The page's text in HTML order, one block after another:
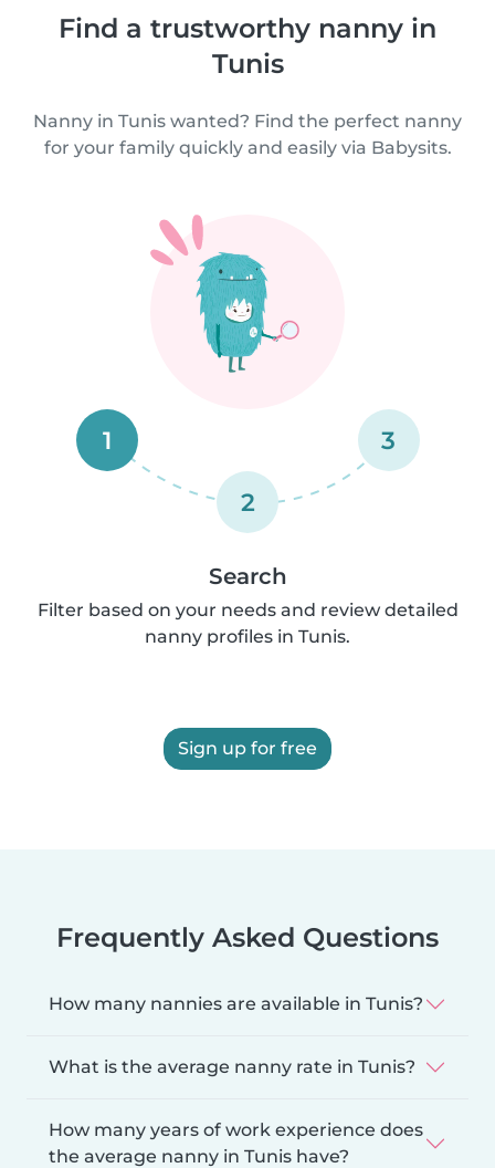
Find a trustworthy nanny in
Tunis
Nanny in Tunis wanted? Find the perfect nanny
for your family quickly and easily via Babysits.
1
2
3
Search
Filter based on your needs and review detailed
nanny profiles in Tunis.
Sign up for free
Frequently Asked Questions
How many nannies are available in Tunis?
What is the average nanny rate in Tunis?
How many years of work experience does
the average nanny in Tunis have?